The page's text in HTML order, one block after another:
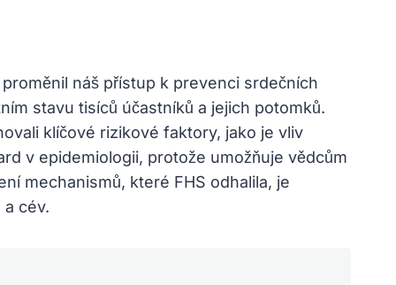
náš přístup k prevenci srdečních
stavu tisíců účastníků a jejich potomků.
klíčové rizikové faktory, jako je vliv
v epidemiologii, protože umožňuje vědcům
mechanismů, které FHS odhalila, je
cév.